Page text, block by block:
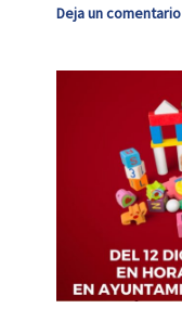
Deja un comentario